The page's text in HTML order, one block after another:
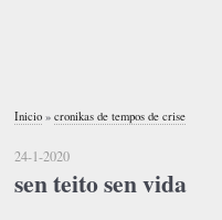
Inicio » cronikas de tempos de crise
24-1-2020
sen teito sen vida